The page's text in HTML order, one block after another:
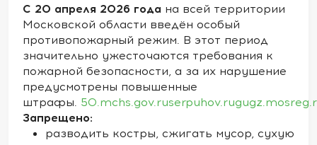
С 20 апреля 2026 года на всей территории
Московской области введён особый
противопожарный режим. В этот период
значительно ужесточаются требования к
пожарной безопасности, а за их нарушение
предусмотрены повышенные
штрафы. 50.mchs.gov.ruserpuhov.ru
Запрещено:
разводить костры, сжигать мусор, сухую